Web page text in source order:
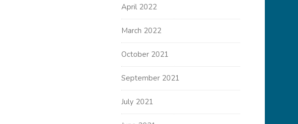
April 2022
March 2022
October 2021
September 2021
July 2021